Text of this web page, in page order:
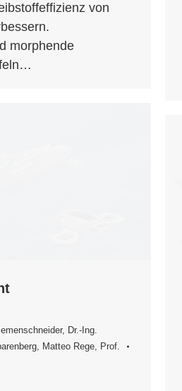
von
morphende
, Dr.-­Ing.
, Matteo Rege, Prof.